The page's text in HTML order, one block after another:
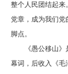
整个人民团结起来
党章，成为我们
脚点。
《愚公移山》是
幕词，后收入《毛